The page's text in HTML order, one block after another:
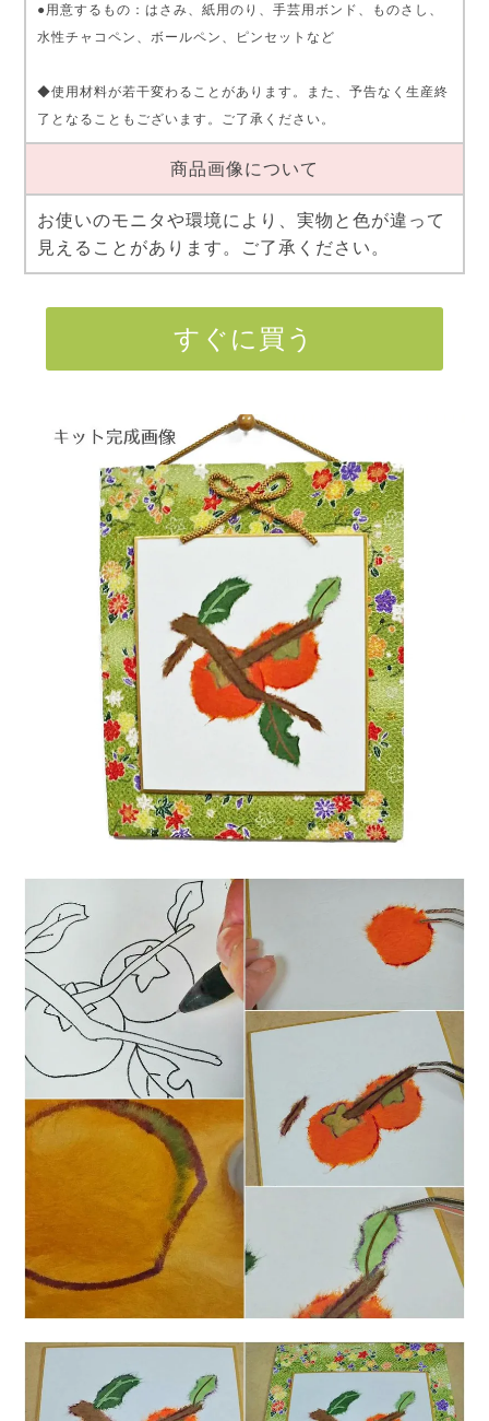
●用意するもの：はさみ、紙用のり、手芸用ボンド、ものさし、
水性チャコペン、ボールペン、ピンセットなど
◆使用材料が若干変わることがあります。また、予告なく生産終
了となることもございます。ご了承ください。
商品画像について
お使いのモニタや環境により、実物と色が違って
見えることがあります。ご了承ください。
すぐに買う